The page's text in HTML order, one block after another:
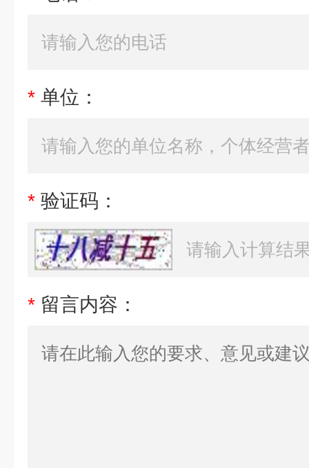
* 单位：
* 验证码：
* 留言内容：